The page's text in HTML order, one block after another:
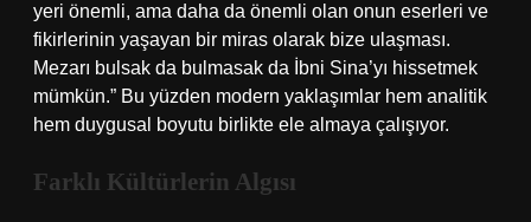
yeri önemli, ama daha da önemli olan onun eserleri ve
fikirlerinin yaşayan bir miras olarak bize ulaşması.
Mezarı bulsak da bulmasak da İbni Sina’yı hissetmek
mümkün.” Bu yüzden modern yaklaşımlar hem analitik
hem duygusal boyutu birlikte ele almaya çalışıyor.
Farklı Kültürlerin Algısı